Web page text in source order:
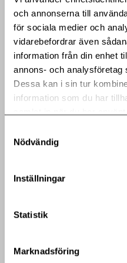
och annonserna till
för sociala medier och
vidarebefordrar även
information från din enhet
annons- och analysföretag
Dessa kan i sin tur
information som du har
Nödvändig
Inställningar
Statistik
Marknadsföring
Stockholmsbörsen, Mid
Ytterligare information om
www.hebafast.se
Dela artikeln med en vän
Bifogade filer
Release (pdf)
Fler